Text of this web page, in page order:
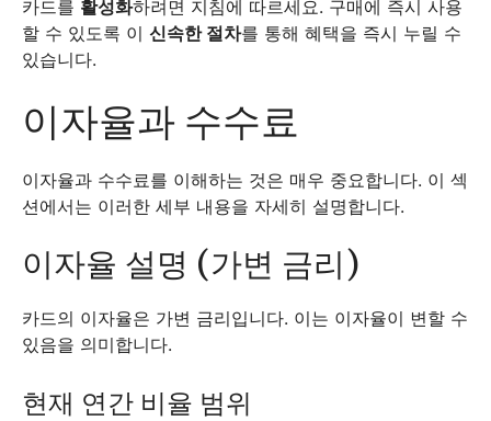
카드를 활성화하려면 지침에 따르세요. 구매에 즉시 사용
할 수 있도록 이 신속한 절차를 통해 혜택을 즉시 누릴 수
있습니다.
이자율과 수수료
이자율과 수수료를 이해하는 것은 매우 중요합니다. 이 섹
션에서는 이러한 세부 내용을 자세히 설명합니다.
이자율 설명 (가변 금리)
카드의 이자율은 가변 금리입니다. 이는 이자율이 변할 수
있음을 의미합니다.
현재 연간 비율 범위